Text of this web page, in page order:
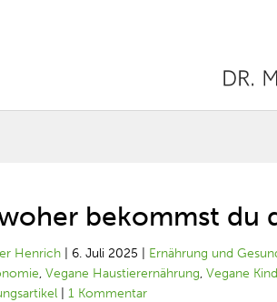
bekommst du
Henrich 6. Juli 2025 Ernährung und
,Vegane Haustierernährung,Vegane
|1 Kommentar